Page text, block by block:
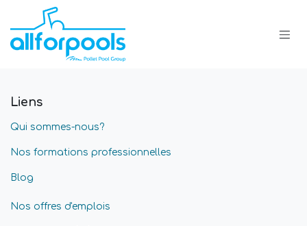
Se rendre au contenu
Liens
Qui sommes-nous?
Nos formations professionnelles
Blog
Nos offres d'emplois